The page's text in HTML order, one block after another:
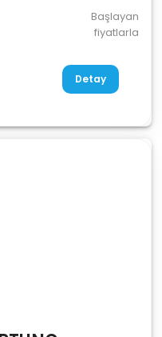
Başlayan
fiyatlarla
Detay